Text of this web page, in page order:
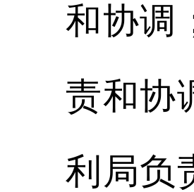
和协调
责和协
利 局负